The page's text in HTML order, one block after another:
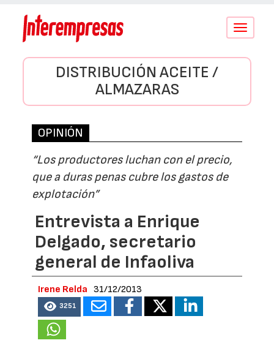
Conmutar
DISTRIBUCIÓN ACEITE /
ALMAZARAS
OPINIÓN
“Los productores luchan con el precio,
que a duras penas cubre los gastos de
explotación”
Entrevista a Enrique
Delgado, secretario
general de Infaoliva
Irene Relda 31/12/2013
3251